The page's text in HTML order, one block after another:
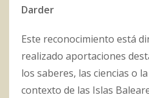
Darder
Este reconocimiento está
realizado aportaciones
los saberes, las ciencias o
contexto de las Islas